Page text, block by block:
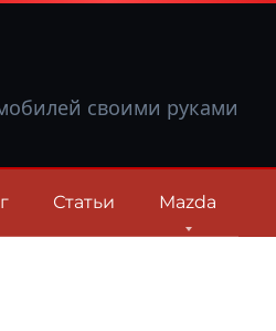
своими руками
Статьи Mazda